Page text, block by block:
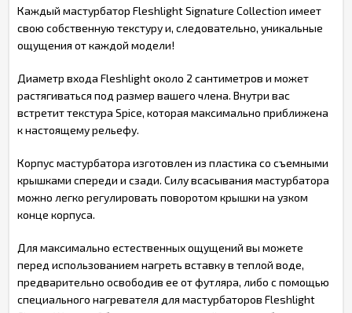
Каждый мастурбатор Fleshlight Signature Collection имеет
свою собственную текстуру и, следовательно, уникальные
ощущения от каждой модели!
Диаметр входа Fleshlight около 2 сантиметров и может
растягиваться под размер вашего члена. Внутри вас
встретит текстура Spice, которая максимально приближена
к настоящему рельефу.
Корпус мастурбатора изготовлен из пластика со съемными
крышками спереди и сзади. Силу всасывания мастурбатора
можно легко регулировать поворотом крышки на узком
конце корпуса.
Для максимально естественных ощущений вы можете
перед использованием нагреть вставку в теплой воде,
предварительно освободив ее от футляра, либо с помощью
специального нагревателя для мастурбаторов Fleshlight